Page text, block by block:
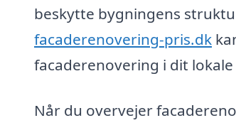
beskytte bygningens
facaderenovering-pris.dk
facaderenovering i dit
Når du overvejer